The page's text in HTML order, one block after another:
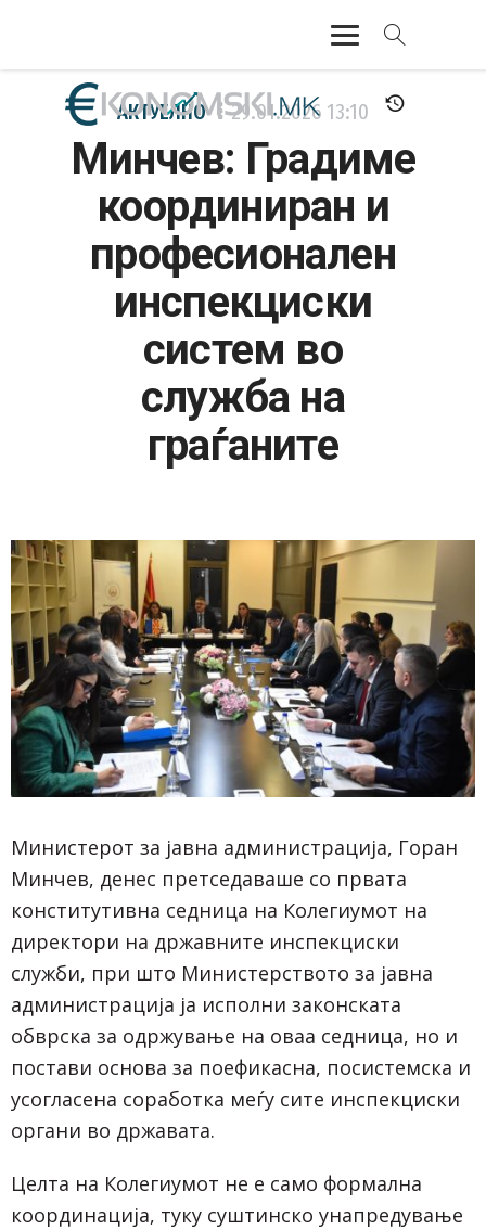
АКТУЕЛНО
ЕКОНОМИЈА
ФИНАНСИИ
БАНКАРСТВО
ЖИВОТ
АКТУЕЛНО 29.01.2026 13:10
Минчев: Градиме
координиран и
професионален
инспекциски
систем во
служба на
граѓаните
Министерот за јавна администрација, Горан
Минчев, денес претседаваше со првата
конститутивна седница на Колегиумот на
директори на државните инспекциски
служби, при што Министерството за јавна
администрација ја исполни законската
обврска за одржување на оваа седница, но и
постави основа за поефикасна, посистемска и
усогласена соработка меѓу сите инспекциски
органи во државата.
Целта на Колегиумот не е само формална
координација, туку суштинско унапредување